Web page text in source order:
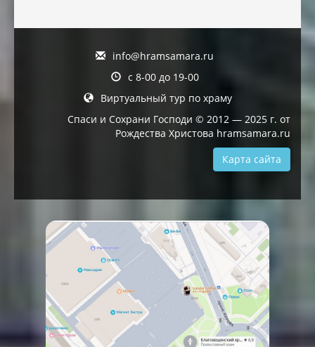
info@hramsamara.ru
с 8-00 до 19-00
Виртуальный тур по храму
Спаси и Сохрани Господи © 2012 — 2025 г. от
Рождества Христова hramsamara.ru
Карта сайта